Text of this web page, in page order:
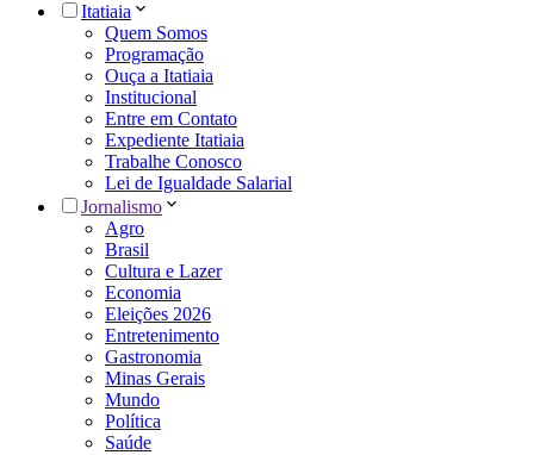
Itatiaia
Quem Somos
Programação
Ouça a Itatiaia
Institucional
Entre em Contato
Expediente Itatiaia
Trabalhe Conosco
Lei de Igualdade Salarial
Jornalismo
Agro
Brasil
Cultura e Lazer
Economia
Eleições 2026
Entretenimento
Gastronomia
Minas Gerais
Mundo
Política
Saúde